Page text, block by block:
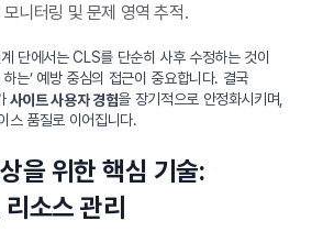
니터링 및 문제 영역 추적.
단에서는 CLS를 단순히 사후 수정하는 것이
는’ 예방 중심의 접근이 중요합니다. 결국
사이트 사용자 경험을 장기적으로 안정화시키며,
스 품질로 이어집니다.
을 위한 핵심 기술:
소스 관리